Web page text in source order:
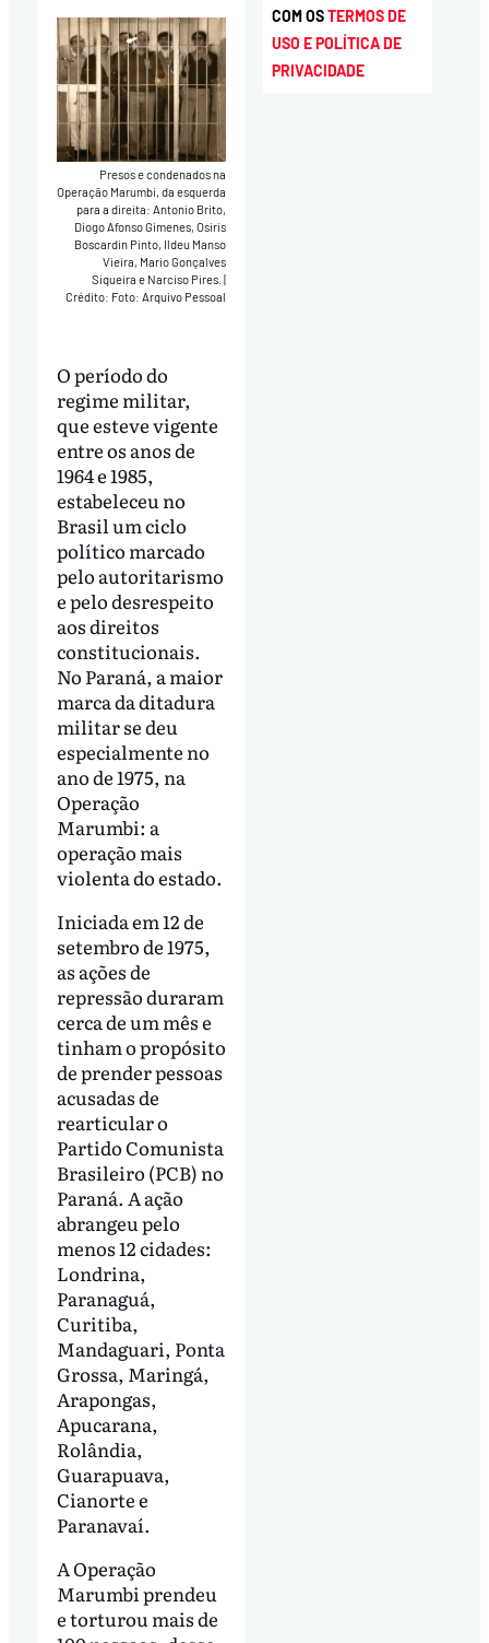
Presos e condenados na
Operação Marumbi, da esquerda
para a direita: Antonio Brito,
Diogo Afonso Gimenes, Osiris
Boscardin Pinto, Ildeu Manso
Vieira, Mario Gonçalves
Siqueira e Narciso Pires.
Crédito: Foto: Arquivo Pessoal
O período do
regime militar,
que esteve vigente
entre os anos de
1964 e 1985,
estabeleceu no
Brasil um ciclo
político marcado
pelo autoritarismo
e pelo desrespeito
aos direitos
constitucionais.
No Paraná, a maior
marca da ditadura
militar se deu
especialmente no
ano de 1975, na
Operação
Marumbi: a
operação mais
violenta do estado.
Iniciada em 12 de
setembro de 1975,
as ações de
repressão duraram
cerca de um mês e
tinham o propósito
de prender pessoas
acusadas de
rearticular o
Partido Comunista
Brasileiro (PCB) no
Paraná. A ação
abrangeu pelo
menos 12 cidades:
Londrina,
Paranaguá,
Curitiba,
Mandaguari, Ponta
Grossa, Maringá,
Arapongas,
Apucarana,
Rolândia,
Guarapuava,
Cianorte e
Paranavaí.
A Operação
Marumbi prendeu
e torturou mais de
COM OSTERMOS DE
USO E POLÍTICA DE
PRIVACIDADE